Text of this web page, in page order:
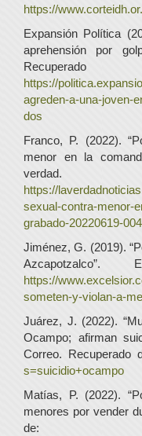
https://
Expansión Política
aprehensión por
https://
agreden-a-una-joven-
dos
Franco, P. (2022).
menor en la
verdad.
https://
sexual-contra-menor-
grabado-20220619-
Jiménez, G. (2019).
Azcapotzalco”.
https://
someten-y-violan-a-
Juárez, J. (2022).
Ocampo; afirman
Correo. Recuperado
s=suicidio+ocampo
Matías, P. (2022).
menores por vender
de: